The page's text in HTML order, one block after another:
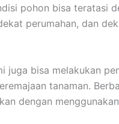
pohon bisa teratasi
perumahan, dan
juga bisa melakukan
tanaman.
dengan